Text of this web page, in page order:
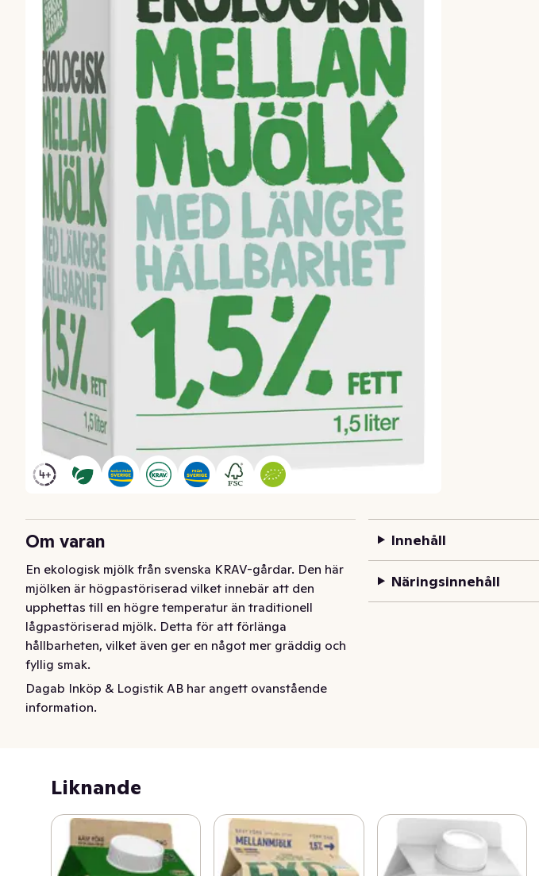
Om varan
En ekologisk mjölk från svenska KRAV-gårdar. Den här
mjölken är högpastöriserad vilket innebär att den
upphettas till en högre temperatur än traditionell
lågpastöriserad mjölk. Detta för att förlänga
hållbarheten, vilket även ger en något mer gräddig och
fyllig smak.
Ekologisk mellanmjölk med längre hållbarhet. Från
Svenska gårdar. Fetthalt 1,5%. 1,5 liter.
Dagab Inköp & Logistik AB har angett ovanstående
information.
Innehåll
Näringsinnehåll
Liknande